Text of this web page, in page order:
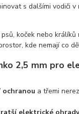
s dalšími vodiči v
koček nebo králíků
kde nemají co
2,5 mm pro
ochranou a třemi